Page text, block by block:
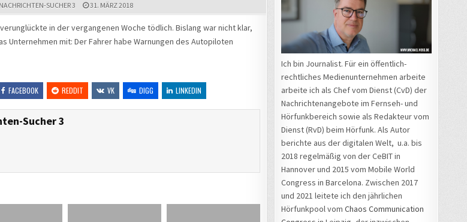
NACHRICHTEN-SUCHER 3 31. MÄRZ 2018
in der vergangenen Woche tödlich. Bislang war nicht klar,
Unternehmen mit: Der Fahrer habe Warnungen des Autopiloten
FACEBOOK REDDIT VK DIGG LINKEDIN
Sucher 3
Ich bin Journalist. Für ein öffentlich-
rechtliches Medienunternehmen arbeite
arbeite ich als Chef vom Dienst (CvD) der
Nachrichtenangebote im Fernseh- und
Hörfunkbereich sowie als Redakteur vom
Dienst (RvD) beim Hörfunk. Als Autor
berichte aus der digitalen Welt, u.a. bis
2018 regelmäßig von der CeBIT in
Hannover und 2015 vom Mobile World
Congress in Barcelona. Zwischen 2017
und 2021 leitete ich den jährlichen
Hörfunkpool vom Chaos Communication